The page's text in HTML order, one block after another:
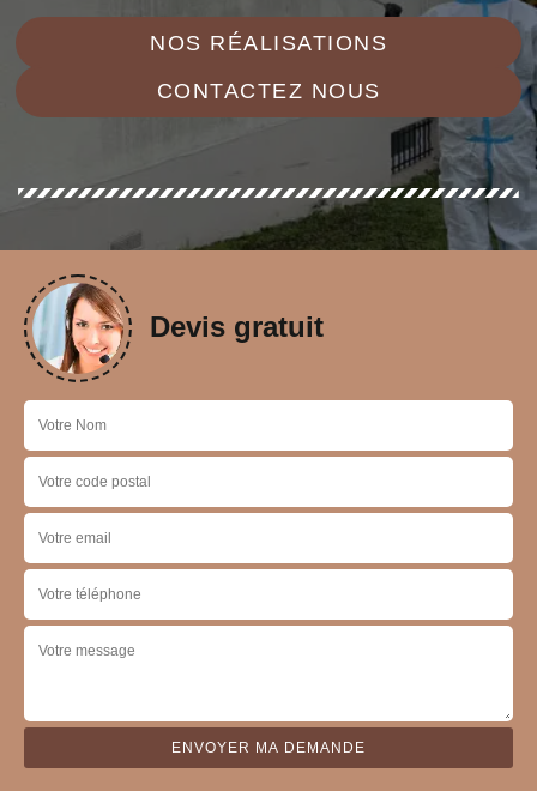
NOS RÉALISATIONS
CONTACTEZ NOUS
Devis gratuit